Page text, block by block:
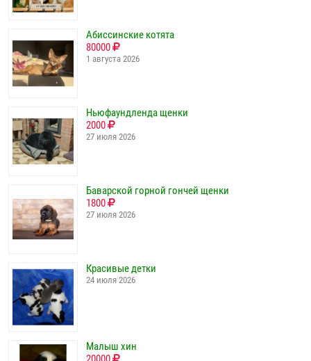
Абиссинские котята
80000
1 августа 2026
Ньюфаундленда щенки
2000
27 июля 2026
Баварской горной гончей щенки
1800
27 июля 2026
Красивые детки
24 июля 2026
Малыш хин